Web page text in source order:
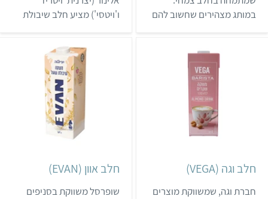
במותג מצהירים שחשוב להם
אדם ולבעלי חיים. הייצור
מתבצע בסביבה נטולת
לקטוז, ולכן המוצרים
מתאימים גם לאלרגים
ללקטוז. ארבעה ממשקאות
החלב הצמחי של המותג כבר
ו'ויטסי') מציע חלב שיבולת
בשופרסל ובבתי טבע.
חלב וגה (VEGA)
חברת וגה, שמשווקת מוצרים
חלב אוון (EVAN)
שופרסל משווקת בסניפים